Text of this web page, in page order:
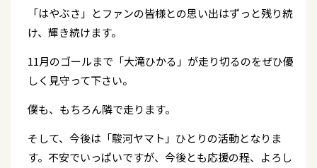
「はやぶさ」とファンの皆様との思い出はずっと残り続
け、輝き続けます。
11月のゴールまで「大滝ひかる」が走り切るのをぜひ優
しく見守って下さい。
僕も、もちろん隣で走ります。
そして、今後は「駿河ヤマト」ひとりの活動となりま
す。不安でいっぱいですが、今後とも応援の程、よろし